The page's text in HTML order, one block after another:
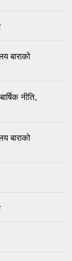
बाराको
नीति,
बाराको